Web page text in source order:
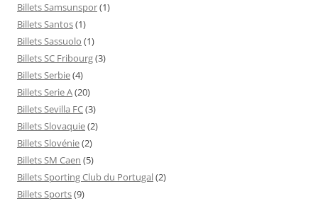
Billets Samsunspor(1)
Billets Santos(1)
Billets Sassuolo (1)
Billets SC Fribourg(3)
Billets Serbie(4)
Billets Serie A(20)
Billets Sevilla FC(3)
Billets Slovaquie(2)
Billets Slovénie(2)
Billets SM Caen (5)
Billets Sporting Club du Portugal(2)
Billets Sports(9)